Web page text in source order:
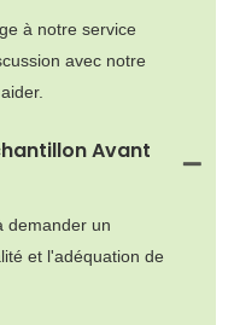
à notre service
avec notre
Avant
demander un
et l'adéquation de